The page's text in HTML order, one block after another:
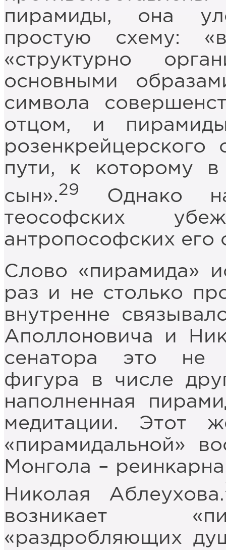
пирамиды, она
простую схему:
«структурно
основными
символа
отцом, и
розенкрейцерского
пути, к которому
сын».29
Однако
теософских
антропософских его
Слово «пирамида»
раз и не столько
внутренне
Аполлоновича и
сенатора это не
фигура в числе
наполненная
медитации. Этот
«пирамидальной»
Монгола –
Николая Аблеухова.
возникает
«раздробляющих